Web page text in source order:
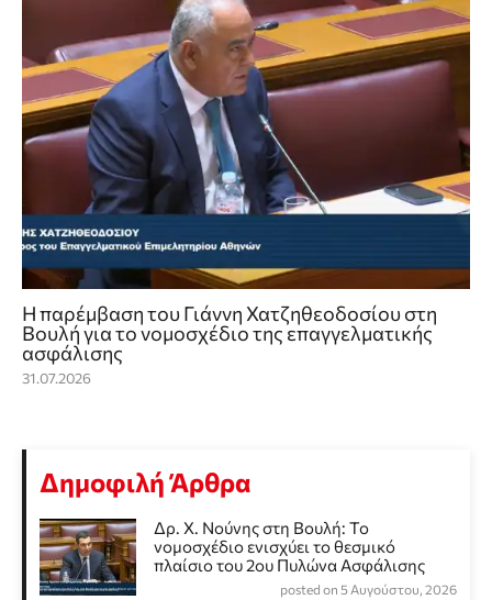
Η παρέμβαση του Γιάννη Χατζηθεοδοσίου στη
Βουλή για το νομοσχέδιο της επαγγελματικής
ασφάλισης
31.07.2026
Δημοφιλή Άρθρα
Δρ. Χ. Νούνης στη Βουλή: Το
νομοσχέδιο ενισχύει το θεσμικό
πλαίσιο του 2ου Πυλώνα Ασφάλισης
posted on 5 Αυγούστου, 2026